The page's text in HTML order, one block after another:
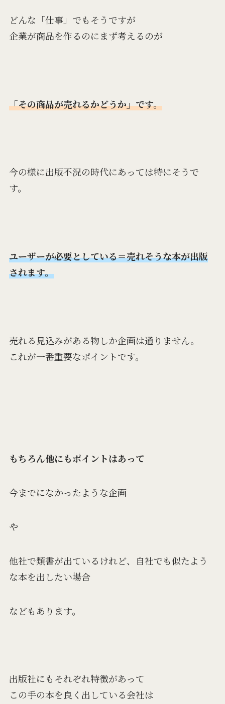
どんな「仕事」でもそうですが
企業が商品を作るのにまず考えるのが
「その商品が売れるかどうか」です。
今の様に出版不況の時代にあっては特にそうで
す。
ユーザーが必要としている＝売れそうな本が出版
されます。
売れる見込みがある物しか企画は通りません。
これが一番重要なポイントです。
もちろん他にもポイントはあって
今までになかったような企画
や
他社で類書が出ているけれど、自社でも似たよう
な本を出したい場合
などもあります。
出版社にもそれぞれ特徴があって
この手の本を良く出している会社は